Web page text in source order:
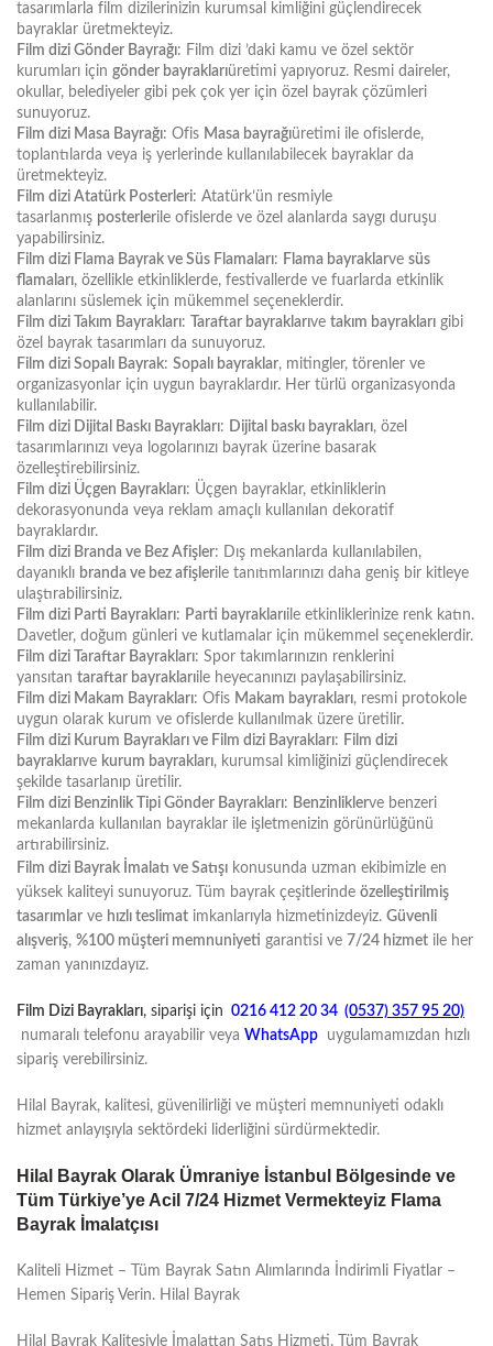
tasarımlarla film dizilerinizin kurumsal kimliğini güçlendirecek
bayraklar üretmekteyiz.
Film dizi Gönder Bayrağı: Film dizi ’daki kamu ve özel sektör
kurumları için gönder bayraklarıüretimi yapıyoruz. Resmi daireler,
okullar, belediyeler gibi pek çok yer için özel bayrak çözümleri
sunuyoruz.
Film dizi Masa Bayrağı: Ofis Masa bayrağıüretimi ile ofislerde,
toplantılarda veya iş yerlerinde kullanılabilecek bayraklar da
üretmekteyiz.
Film dizi Atatürk Posterleri: Atatürk’ün resmiyle
tasarlanmış posterlerile ofislerde ve özel alanlarda saygı duruşu
yapabilirsiniz.
Film dizi Flama Bayrak ve Süs Flamaları: Flama bayraklarve süs
flamaları, özellikle etkinliklerde, festivallerde ve fuarlarda etkinlik
alanlarını süslemek için mükemmel seçeneklerdir.
Film dizi Takım Bayrakları: Taraftar bayraklarıve takım bayrakları gibi
özel bayrak tasarımları da sunuyoruz.
Film dizi Sopalı Bayrak: Sopalı bayraklar, mitingler, törenler ve
organizasyonlar için uygun bayraklardır. Her türlü organizasyonda
kullanılabilir.
Film dizi Dijital Baskı Bayrakları: Dijital baskı bayrakları, özel
tasarımlarınızı veya logolarınızı bayrak üzerine basarak
özelleştirebilirsiniz.
Film dizi Üçgen Bayrakları: Üçgen bayraklar, etkinliklerin
dekorasyonunda veya reklam amaçlı kullanılan dekoratif
bayraklardır.
Film dizi Branda ve Bez Afişler: Dış mekanlarda kullanılabilen,
dayanıklı branda ve bez afişlerile tanıtımlarınızı daha geniş bir kitleye
ulaştırabilirsiniz.
Film dizi Parti Bayrakları: Parti bayraklarıile etkinliklerinize renk katın.
Davetler, doğum günleri ve kutlamalar için mükemmel seçeneklerdir.
Film dizi Taraftar Bayrakları: Spor takımlarınızın renklerini
yansıtan taraftar bayraklarıile heyecanınızı paylaşabilirsiniz.
Film dizi Makam Bayrakları: Ofis Makam bayrakları, resmi protokole
uygun olarak kurum ve ofislerde kullanılmak üzere üretilir.
Film dizi Kurum Bayrakları ve Film dizi Bayrakları: Film dizi
bayraklarıve kurum bayrakları, kurumsal kimliğinizi güçlendirecek
şekilde tasarlanıp üretilir.
Film dizi Benzinlik Tipi Gönder Bayrakları: Benzinliklerve benzeri
mekanlarda kullanılan bayraklar ile işletmenizin görünürlüğünü
artırabilirsiniz.
Film dizi Bayrak İmalatı ve Satışı konusunda uzman ekibimizle en
yüksek kaliteyi sunuyoruz. Tüm bayrak çeşitlerinde özelleştirilmiş
tasarımlar ve hızlı teslimat imkanlarıyla hizmetinizdeyiz. Güvenli
alışveriş, %100 müşteri memnuniyeti garantisi ve 7/24 hizmet ile her
zaman yanınızdayız.
Film Dizi Bayrakları, siparişi için 0216 412 20 34 (0537) 357 95 20)
numaralı telefonu arayabilir veya WhatsApp uygulamamızdan hızlı
sipariş verebilirsiniz.
Hilal Bayrak, kalitesi, güvenilirliği ve müşteri memnuniyeti odaklı
hizmet anlayışıyla sektördeki liderliğini sürdürmektedir.
Hilal Bayrak Olarak Ümraniye İstanbul Bölgesinde ve
Tüm Türkiye’ye Acil 7/24 Hizmet Vermekteyiz Flama
Bayrak İmalatçısı
Kaliteli Hizmet – Tüm Bayrak Satın Alımlarında İndirimli Fiyatlar –
Hemen Sipariş Verin. Hilal Bayrak
Hilal Bayrak Kalitesiyle İmalattan Satış Hizmeti. Tüm Bayrak